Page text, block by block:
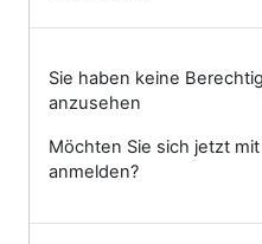
Sie haben keine
anzusehen
Möchten Sie sich jetzt
anmelden?